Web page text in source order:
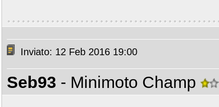
Inviato: 12 Feb 2016 19:00
Seb93 - Minimoto Champ